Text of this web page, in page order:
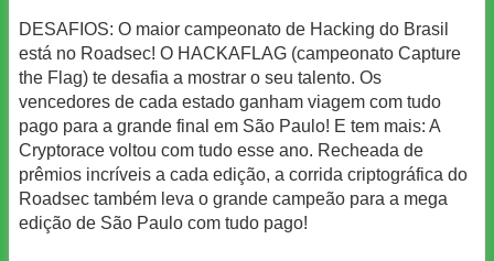
DESAFIOS: O maior campeonato de Hacking do Brasil
está no Roadsec! O HACKAFLAG (campeonato Capture
the Flag) te desafia a mostrar o seu talento. Os
vencedores de cada estado ganham viagem com tudo
pago para a grande final em São Paulo! E tem mais: A
Cryptorace voltou com tudo esse ano. Recheada de
prêmios incríveis a cada edição, a corrida criptográfica do
Roadsec também leva o grande campeão para a mega
edição de São Paulo com tudo pago!